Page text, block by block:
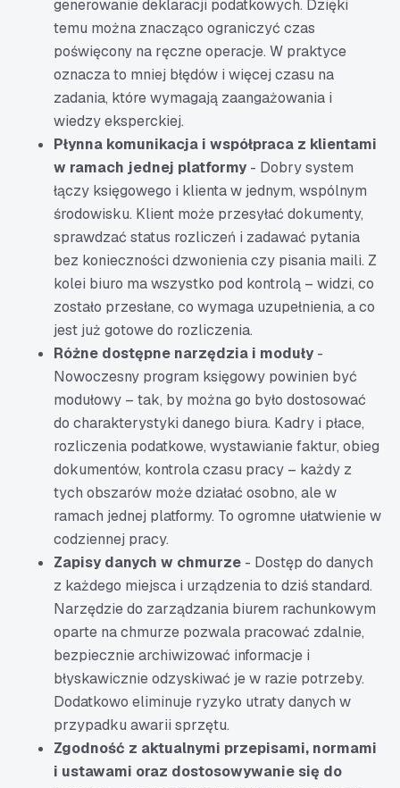
generowanie deklaracji podatkowych. Dzięki
temu można znacząco ograniczyć czas
poświęcony na ręczne operacje. W praktyce
oznacza to mniej błędów i więcej czasu na
zadania, które wymagają zaangażowania i
wiedzy eksperckiej.
Płynna komunikacja i współpraca z klientami
w ramach jednej platformy - Dobry system
łączy księgowego i klienta w jednym, wspólnym
środowisku. Klient może przesyłać dokumenty,
sprawdzać status rozliczeń i zadawać pytania
bez konieczności dzwonienia czy pisania maili. Z
kolei biuro ma wszystko pod kontrolą – widzi, co
zostało przesłane, co wymaga uzupełnienia, a co
jest już gotowe do rozliczenia.
Różne dostępne narzędzia i moduły -
Nowoczesny program księgowy powinien być
modułowy – tak, by można go było dostosować
do charakterystyki danego biura. Kadry i płace,
rozliczenia podatkowe, wystawianie faktur, obieg
dokumentów, kontrola czasu pracy – każdy z
tych obszarów może działać osobno, ale w
ramach jednej platformy. To ogromne ułatwienie w
codziennej pracy.
Zapisy danych w chmurze - Dostęp do danych
z każdego miejsca i urządzenia to dziś standard.
Narzędzie do zarządzania biurem rachunkowym
oparte na chmurze pozwala pracować zdalnie,
bezpiecznie archiwizować informacje i
błyskawicznie odzyskiwać je w razie potrzeby.
Dodatkowo eliminuje ryzyko utraty danych w
przypadku awarii sprzętu.
Zgodność z aktualnymi przepisami, normami
i ustawami oraz dostosowywanie się do